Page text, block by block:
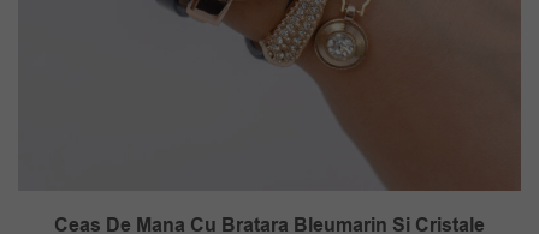
Ceas De Mana Cu Bratara Bleumarin Si Cristale